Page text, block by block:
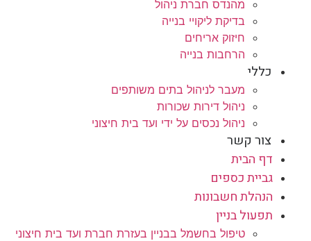
מהנדס חברת ניהול
בדיקת ליקויי בנייה
חיזוק אריחים
הרחבות בנייה
כללי
מעבר לניהול בתים משותפים
ניהול דירות שכורות
ניהול נכסים על ידי ועד בית חיצוני
צור קשר
דף הבית
גביית כספים
הנהלת חשבונות
תפעול בניין
טיפול בחשמל בבניין בעזרת חברת ועד בית חיצוני